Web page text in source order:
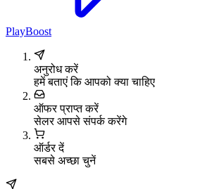
PlayBoost
अनुरोध करें
हमें बताएं कि आपको क्या चाहिए
ऑफर प्राप्त करें
सेलर आपसे संपर्क करेंगे
ऑर्डर दें
सबसे अच्छा चुनें